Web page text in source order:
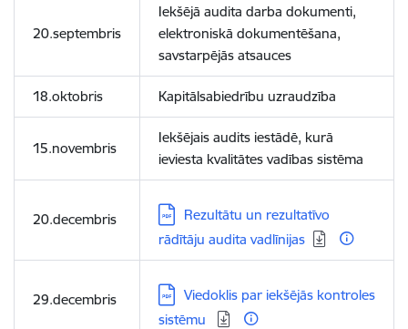
20.septembris
Iekšējā audita darba dokumenti,
elektroniskā dokumentēšana,
savstarpējās atsauces
18.oktobris Kapitālsabiedrību uzraudzība
15.novembris
Iekšējais audits iestādē, kurā
ieviesta kvalitātes vadības sistēma
20.decembris Lejupielādēt:
Rezultātu un rezultatīvo
rādītāju audita vadlīnijas
29.decembris Lejupielādēt:
Viedoklis par iekšējās kontroles
sistēmu